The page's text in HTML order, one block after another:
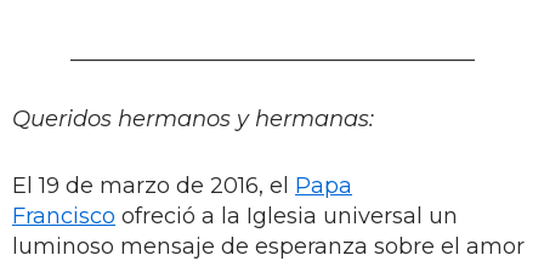
Queridos hermanos y hermanas:
El 19 de marzo de 2016, el Papa
Francisco ofreció a la Iglesia universal un
luminoso mensaje de esperanza sobre el amor